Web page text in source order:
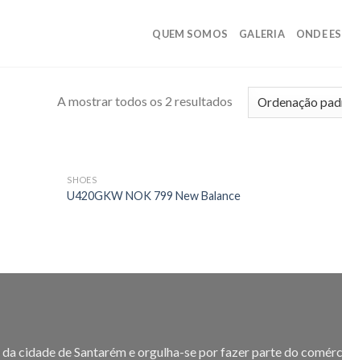
QUEM SOMOS GALERIA ONDE
A mostrar todos os 2 resultados
wishlist
SHOES
U420GKW NOK 799 New Balance
cidade de Santarém e orgulha-se por fazer parte do